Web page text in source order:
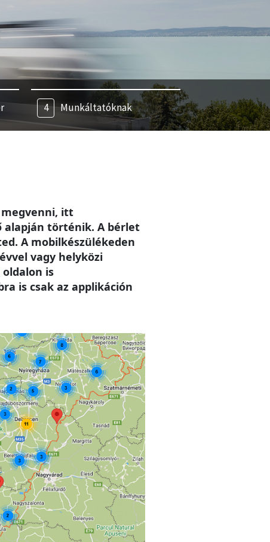
Munkáltatóknak
itt
alapján történik. A bérlet
A mobilkészülékeden
vagy helyközi
oldalon is
is csak az applikáción